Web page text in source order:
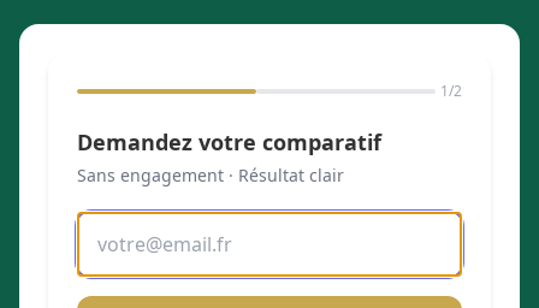
1/2
Demandez votre comparatif
Sans engagement · Résultat clair
Adresse email